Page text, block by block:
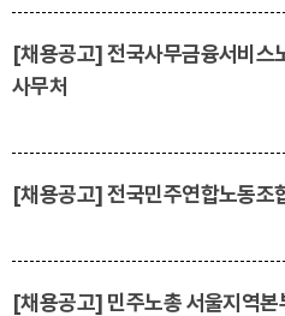
[채용공고] 전국사무금융서비스
사무처
[채용공고] 전국민주연합노동조
[채용공고] 민주노총 서울지역본